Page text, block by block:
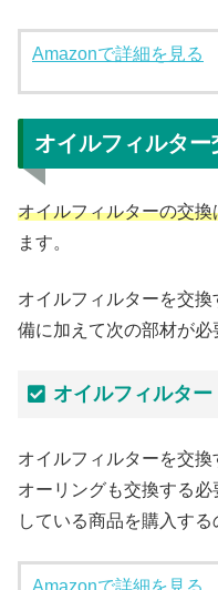
Amazonで詳細を見る
オイルフィルタ
オイルフィルターの交
ます。
オイルフィルターを交
備に加えて次の部材が必
オイルフィルター
オイルフィルターを交
オーリングも交換する
している商品を購入する